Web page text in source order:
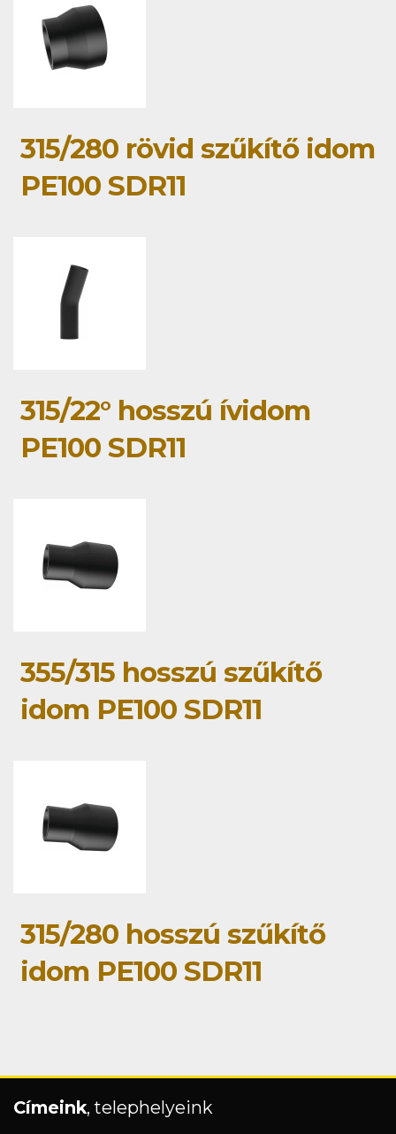
315/280 rövid szűkítő idom
PE100 SDR11
315/22° hosszú ívidom
PE100 SDR11
355/315 hosszú szűkítő
idom PE100 SDR11
315/280 hosszú szűkítő
idom PE100 SDR11
Címeink, telephelyeink